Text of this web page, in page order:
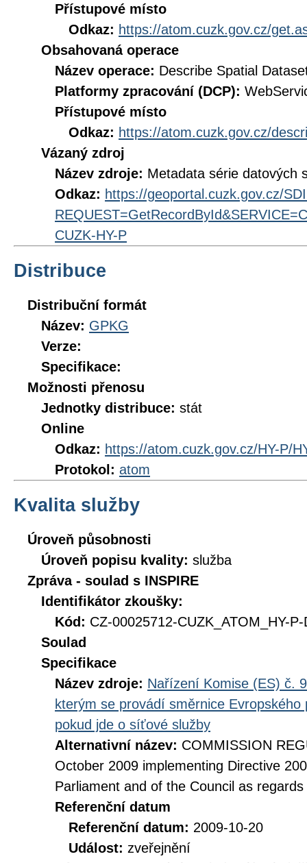
Přístupové místo
Odkaz: https://atom.cuzk.gov.cz/
Obsahovaná operace
Název operace: Describe Spatial
Platformy zpracování (DCP):
Přístupové místo
Odkaz: https://atom.cuzk.gov.cz/
Vázaný zdroj
Název zdroje: Metadata série datových
Odkaz: https://geoportal.cuzk.gov.cz/
CUZK-HY-P
Distribuce
Distribuční formát
Název: GPKG
Verze:
Specifikace:
Možnosti přenosu
Jednotky distribuce: stát
Online
Odkaz: https://atom.cuzk.gov.cz/HY-P/
Protokol: atom
Kvalita služby
Úroveň působnosti
Úroveň popisu kvality: služba
Zpráva - soulad s INSPIRE
Identifikátor zkoušky:
Kód: CZ-00025712-CUZK_ATOM_HY-
Soulad
Specifikace
Název zdroje: Nařízení Komise (ES) č.
kterým se provádí směrnice
pokud jde o síťové služby
Alternativní název: COMMISSION
October 2009 implementing Directive
Parliament and of the Council as
Referenční datum
Referenční datum: 2009-10-20
Událost: zveřejnění